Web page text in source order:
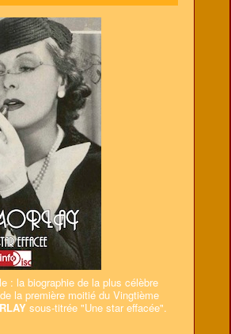
: la biographie de la plus célèbre
la première moitié du Vingtième
sous-titrée "Une star effacée".